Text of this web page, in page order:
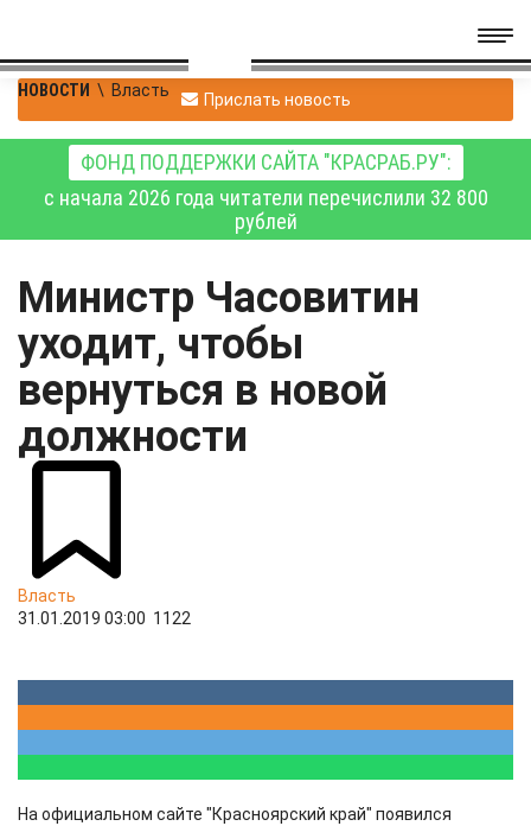
НОВОСТИ \ Власть Прислать новость
ФОНД ПОДДЕРЖКИ САЙТА "КРАСРАБ.РУ":
с начала 2026 года читатели перечислили 32 800
рублей
Министр Часовитин
уходит, чтобы
вернуться в новой
должности
Власть
31.01.2019 03:00 1122
На официальном сайте "Красноярский край" появился